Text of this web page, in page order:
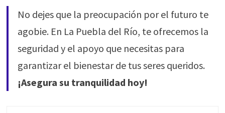
No dejes que la preocupación por el futuro te
agobie. En La Puebla del Río, te ofrecemos la
seguridad y el apoyo que necesitas para
garantizar el bienestar de tus seres queridos.
¡Asegura su tranquilidad hoy!